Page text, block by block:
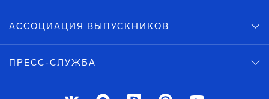
АССОЦИАЦИЯ ВЫПУСКНИКОВ
ПРЕСС-СЛУЖБА